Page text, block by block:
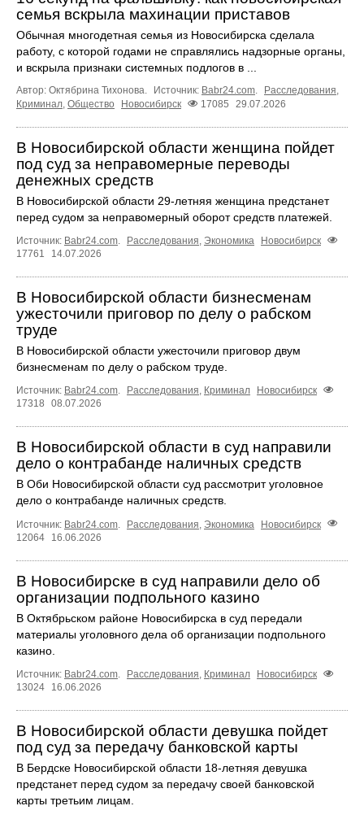
семья вскрыла махинации приставов
Обычная многодетная семья из Новосибирска сделала
работу, с которой годами не справлялись надзорные органы,
и вскрыла признаки системных подлогов в ...
Автор: Октябрина Тихонова. Источник: Babr24.com. Расследования,
Криминал, Общество Новосибирск 17085 29.07.2026
В Новосибирской области женщина пойдет
под суд за неправомерные переводы
денежных средств
В Новосибирской области 29-летняя женщина предстанет
перед судом за неправомерный оборот средств платежей.
Источник: Babr24.com. Расследования, Экономика
Новосибирск
17761
14.07.2026
В Новосибирской области бизнесменам
ужесточили приговор по делу о рабском
труде
В Новосибирской области ужесточили приговор двум
бизнесменам по делу о рабском труде.
Источник: Babr24.com. Расследования, Криминал
Новосибирск
17318
08.07.2026
В Новосибирской области в суд направили
дело о контрабанде наличных средств
В Оби Новосибирской области суд рассмотрит уголовное
дело о контрабанде наличных средств.
Источник: Babr24.com Расследования Экономика
Новосибирск
12064
16.06.2026
В Новосибирске в суд направили дело об
организации подпольного казино
В Октябрьском районе Новосибирска в суд передали
материалы уголовного дела об организации подпольного
казино.
Источник: Babr24.com Расследования Криминал
Новосибирск
13024
16.06.2026
В Новосибирской области девушка пойдет
под суд за передачу банковской карты
В Бердске Новосибирской области 18-летняя девушка
предстанет перед судом за передачу своей банковской
карты третьим лицам.